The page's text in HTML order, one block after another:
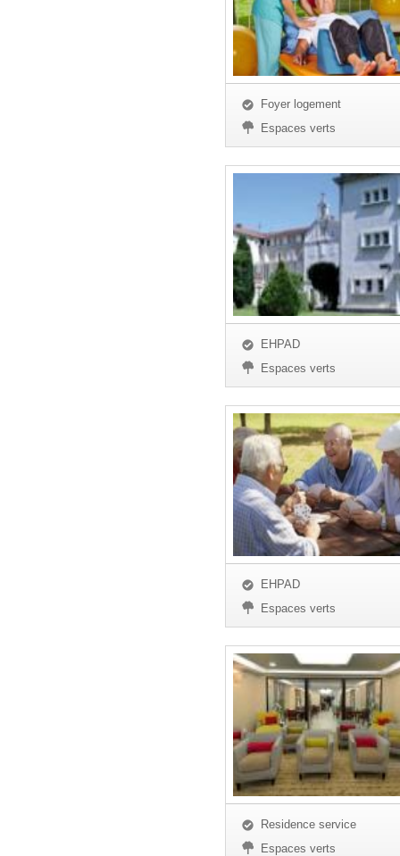
Foyer logement
Espaces verts
EHPAD
Espaces verts
EHPAD
Espaces verts
Residence service
Espaces verts